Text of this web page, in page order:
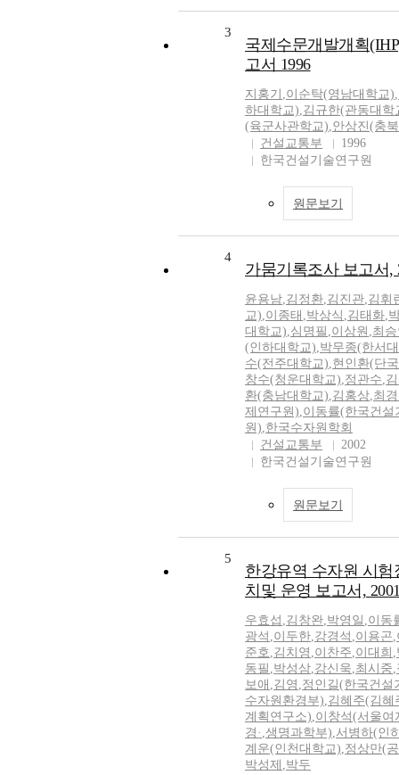
3
국제수문개발개획
고서 1996
지홍기 ,이순탁(영남대학교),
하대학교),김규한(관동대학
(육군사관학교),안상진(충
건설교통부
1996
한국건설기술연구원
원문보기
4
가뭄기록조사 보고서,
윤용남,김정환,김진관,김휘
교),이종태 ,박상식 ,김태화,
대학교),심명필 ,이상원 ,최
(인하대학교),박무종(한서
수(전주대학교),현인환(단
창수(청운대학교),정관수,
환(충남대학교),김홍상,최
제연구원),이동률(한국건설
원),한국수자원학회
건설교통부
2002
한국건설기술연구원
원문보기
5
한강유역 수자원 시험
치및 운영 보고서,
우효섭 ,김창완,박영일 ,이동
광석 ,이두한,강경석 ,이용곤,
준호,김치영 ,이찬주,이대희 ,
동필 ,박성삼,강신욱,최시중,
보애 ,김영 ,정인길(한국건설
수자원환경부),김혜주(김혜
계획연구소),이창석(서울여
경· ,생명과학부),서병하(인
계운(인천대학교),정상만(
박성제 ,박두